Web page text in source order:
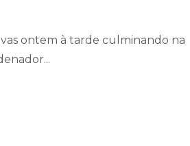
ontem à tarde culminando na